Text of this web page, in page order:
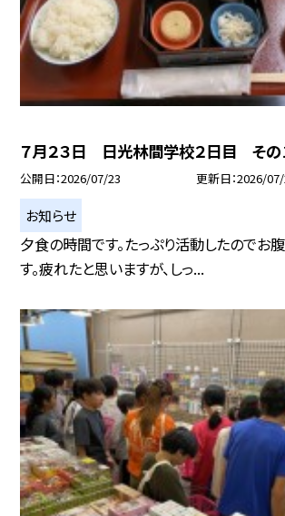
７月２３日 日光林間学校２日目 その
公開日 2026/07/23 更新日 2026/
お知らせ
夕食の時間です。たっぷり活動したのでお
す。疲れたと思いますが、しっ...